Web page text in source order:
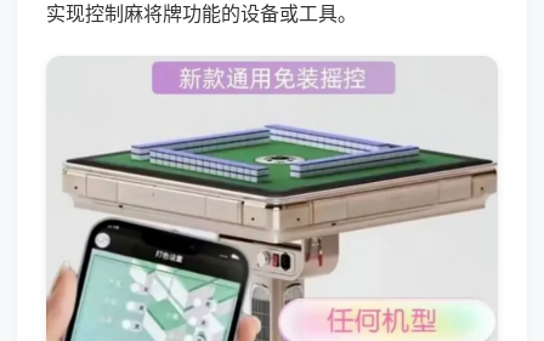
实现控制麻将牌功能的设备或工具。